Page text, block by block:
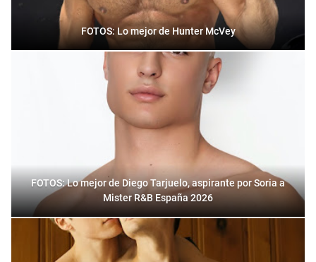
FOTOS: Lo mejor de Hunter McVey
FOTOS: Lo mejor de Diego Tarjuelo, aspirante por Soria a
Mister R&B España 2026